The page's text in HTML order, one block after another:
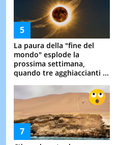
La paura della "fine del
mondo" esplode la
prossima settimana,
quando tre agghiaccianti ...